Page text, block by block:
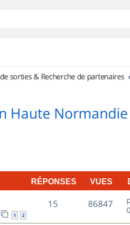
sorties & Recherche de partenaires
Haute Normandie
RÉPONSES VUES
1 2
15R
é
86847V
u
e